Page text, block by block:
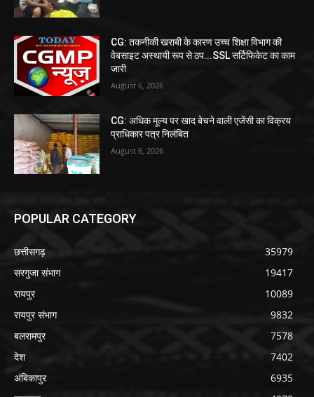
CG: तकनीकी खराबी के कारण उच्च शिक्षा विभाग की
वेबसाइट अस्थायी रूप से ठप...SSL सर्टिफिकेट का काम
जारी
August 6, 2026
CG: अधिक मूल्य पर खाद बेचने वाली एजेंसी का विक्रय
प्राधिकार पत्र निलंबित
August 6, 2026
POPULAR CATEGORY
छत्तीसगढ़
35979
सरगुजा संभाग
19417
रायपुर
10089
रायपुर संभाग
9832
बलरामपुर
7578
देश
7402
अंबिकापुर
6935